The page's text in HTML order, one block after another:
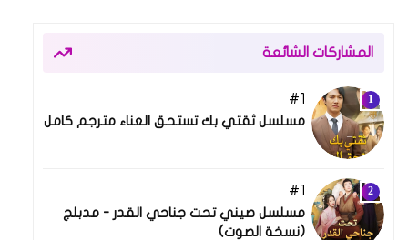
المشاركات الشائعة
1
مسلسل ثقتي بك تستحق العناء مترجم كامل
1
مسلسل صيني تحت جناحي القدر - مدبلج
(نسخة الصوت)